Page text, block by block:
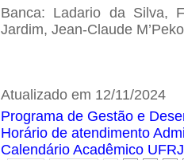
Banca: Ladario da Silva,
Jardim, Jean-Claude M’Peko
Atualizado em 12/11/2024
Programa de Gestão e
Horário de atendimento
Calendário Acadêmico